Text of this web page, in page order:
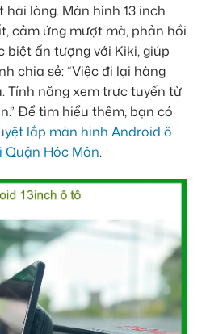
hài lòng. Màn hình 13 inch
cảm ứng mượt mà, phản hồi
biệt ấn tượng với Kiki, giúp
chia sẻ: “Việc đi lại hàng
Tính năng xem trực tuyến từ
Để tìm hiểu thêm, bạn có
lắp màn hình Android ô
Quận Hóc Môn.